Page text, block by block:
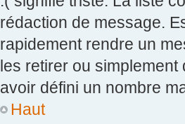
rédaction de message.
rapidement rendre un
les retirer ou simplement
avoir défini un nombre
Haut